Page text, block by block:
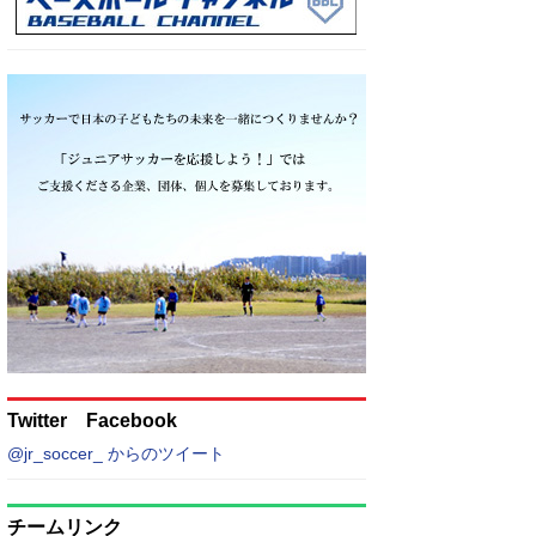
Twitter Facebook
@jr_soccer_ からのツイート
チームリンク